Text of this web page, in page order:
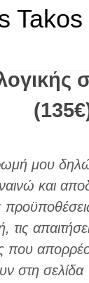
μου
και
τις
που
στη σελίδα